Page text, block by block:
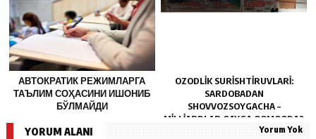
АВТОКРАТИК РЕЖИМЛАРГА
ТАЪЛИМ СОҲАСИНИ ИШОНИБ
БЎЛМАЙДИ
OZODLIK SURISHTIRUVLARI:
SARDOBADAN
SHOVVOZSOYGACHA –
MILLIARDLAR QAYGA OQMOQDA?
YORUM ALANI Yorum Yok